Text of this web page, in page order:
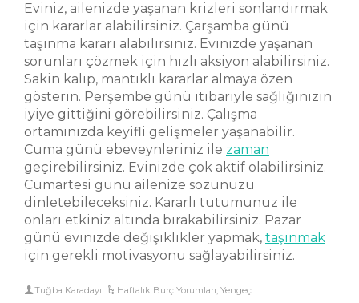
Eviniz, ailenizde yaşanan krizleri sonlandırmak
için kararlar alabilirsiniz. Çarşamba günü
taşınma kararı alabilirsiniz. Evinizde yaşanan
sorunları çözmek için hızlı aksiyon alabilirsiniz.
Sakin kalıp, mantıklı kararlar almaya özen
gösterin. Perşembe günü itibariyle sağlığınızın
iyiye gittiğini görebilirsiniz. Çalışma
ortamınızda keyifli gelişmeler yaşanabilir.
Cuma günü ebeveynleriniz ile zaman
geçirebilirsiniz. Evinizde çok aktif olabilirsiniz.
Cumartesi günü ailenize sözünüzü
dinletebileceksiniz. Kararlı tutumunuz ile
onları etkiniz altında bırakabilirsiniz. Pazar
günü evinizde değişiklikler yapmak, taşınmak
için gerekli motivasyonu sağlayabilirsiniz.
Tuğba Karadayı Haftalık Burç Yorumları,Yengeç